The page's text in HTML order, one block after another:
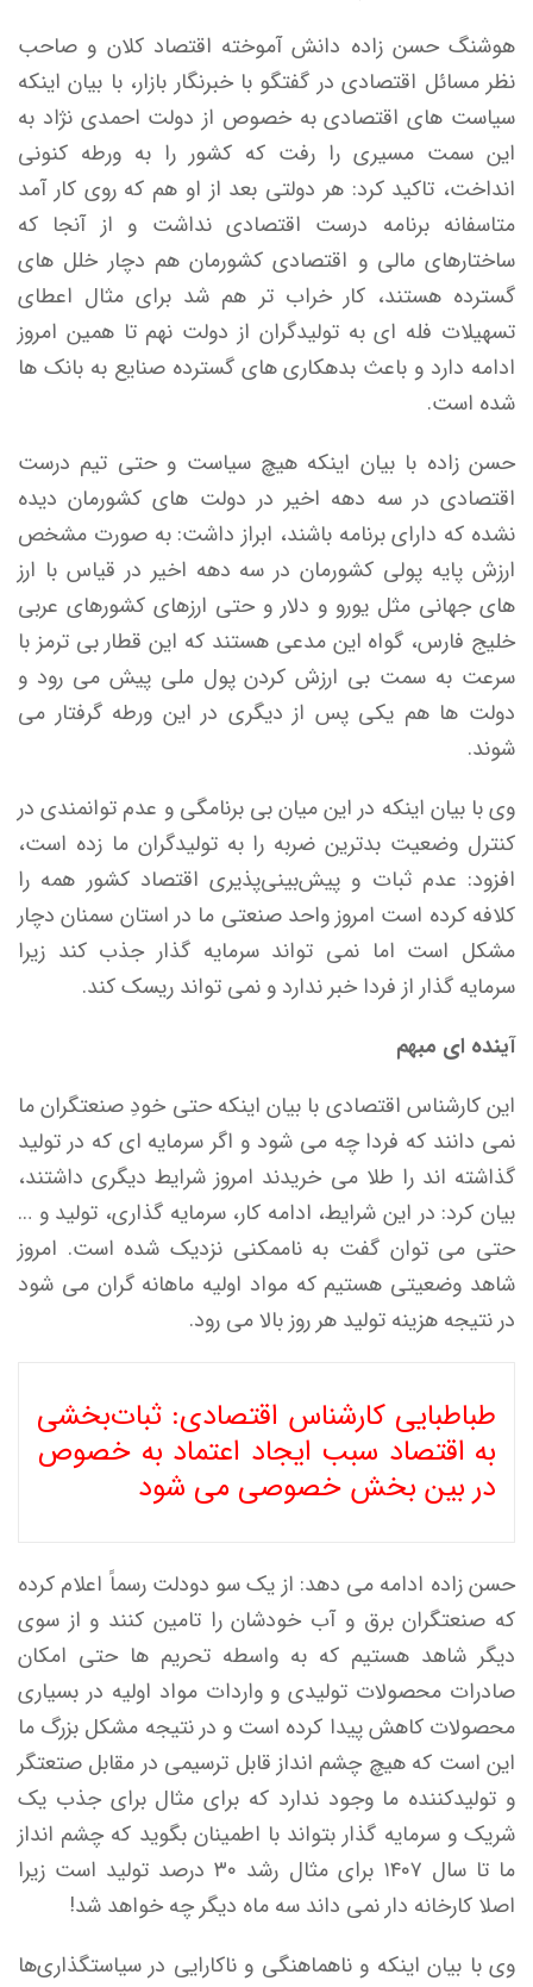
هوشنگ حسن زاده دانش آموخته اقتصاد کلان و صاحب
نظر مسائل اقتصادی در گفتگو با خبرنگار بازار، با بیان اینکه
سیاست های اقتصادی به خصوص از دولت احمدی نژاد به
این سمت مسیری را رفت که کشور را به ورطه کنونی
انداخت، تاکید کرد: هر دولتی بعد از او هم که روی کار آمد
متاسفانه برنامه درست اقتصادی نداشت و از آنجا که
ساختارهای مالی و اقتصادی کشورمان هم دچار خلل های
گسترده هستند، کار خراب تر هم شد برای مثال اعطای
تسهیلات فله ای به تولیدگران از دولت نهم تا همین امروز
ادامه دارد و باعث بدهکاری های گسترده صنایع به بانک ها
شده است.
حسن زاده با بیان اینکه هیچ سیاست و حتی تیم درست
اقتصادی در سه دهه اخیر در دولت های کشورمان دیده
نشده که دارای برنامه باشند، ابراز داشت: به صورت مشخص
ارزش پایه پولی کشورمان در سه دهه اخیر در قیاس با ارز
های جهانی مثل یورو و دلار و حتی ارزهای کشورهای عربی
خلیج فارس، گواه این مدعی هستند که این قطار بی ترمز با
سرعت به سمت بی ارزش کردن پول ملی پیش می رود و
دولت ها هم یکی پس از دیگری در این ورطه گرفتار می
شوند.
وی با بیان اینکه در این میان بی برنامگی و عدم توانمندی در
کنترل وضعیت بدترین ضربه را به تولیدگران ما زده است،
افزود: عدم ثبات و پیش‌بینی‌پذیری اقتصاد کشور همه را
کلافه کرده است امروز واحد صنعتی ما در استان سمنان دچار
مشکل است اما نمی تواند سرمایه گذار جذب کند زیرا
سرمایه گذار از فردا خبر ندارد و نمی تواند ریسک کند.
آینده ای مبهم
این کارشناس اقتصادی با بیان اینکه حتی خودِ صنعتگران ما
نمی دانند که فردا چه می شود و اگر سرمایه ای که در تولید
گذاشته اند را طلا می خریدند امروز شرایط دیگری داشتند،
بیان کرد: در این شرایط، ادامه کار، سرمایه گذاری، تولید و …
حتی می توان گفت به ناممکنی نزدیک شده است. امروز
شاهد وضعیتی هستیم که مواد اولیه ماهانه گران می شود
در نتیجه هزینه تولید هر روز بالا می رود.
طباطبایی کارشناس اقتصادی: ثبات‌بخشی
به اقتصاد سبب ایجاد اعتماد به خصوص
در بین بخش خصوصی می شود
حسن زاده ادامه می دهد: از یک سو دودلت رسماً اعلام کرده
که صنعتگران برق و آب خودشان را تامین کنند و از سوی
دیگر شاهد هستیم که به واسطه تحریم ها حتی امکان
صادرات محصولات تولیدی و واردات مواد اولیه در بسیاری
محصولات کاهش پیدا کرده است و در نتیجه مشکل بزرگ ما
این است که هیچ چشم انداز قابل ترسیمی در مقابل صتعتگر
و تولیدکننده ما وجود ندارد که برای مثال برای جذب یک
شریک و سرمایه گذار بتواند با اطمینان بگوید که چشم انداز
ما تا سال ۱۴۰۷ برای مثال رشد ۳۰ درصد تولید است زیرا
اصلا کارخانه دار نمی داند سه ماه دیگر چه خواهد شد!
وی با بیان اینکه و ناهماهنگی و ناکارایی در سیاستگذاری‌ها